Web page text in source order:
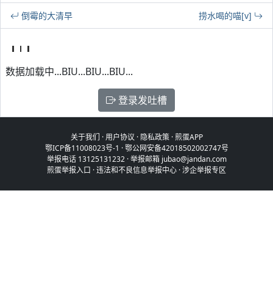
倒霉的大清早 捞水喝的喵[v]
数据加载中...BIU...BIU...BIU...
登录发吐槽
关于我们 ·用户协议 · 隐私政策·煎蛋APP
鄂ICP备11008023号-1 ·鄂公网安备42018502002747号
举报电话 13125131232 · 举报邮箱 jubao@jandan.com
煎蛋举报入口 ·违法和不良信息举报中心 ·涉企举报专区